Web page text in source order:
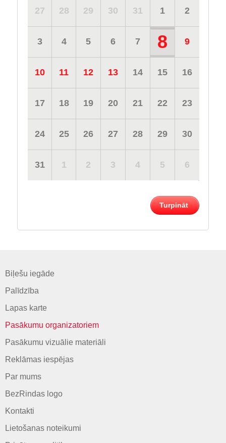
27 28 29 30 31 1 2
3 4 5 6 7 8 9
10 11 12 13 14 15 16
17 18 19 20 21 22 23
24 25 26 27 28 29 30
31 1 2 3 4 5 6
Turpināt
Biļešu iegāde
Palīdzība
Lapas karte
Pasākumu organizatoriem
Pasākumu vizuālie materiāli
Reklāmas iespējas
Par mums
BezRindas logo
Kontakti
Lietošanas noteikumi